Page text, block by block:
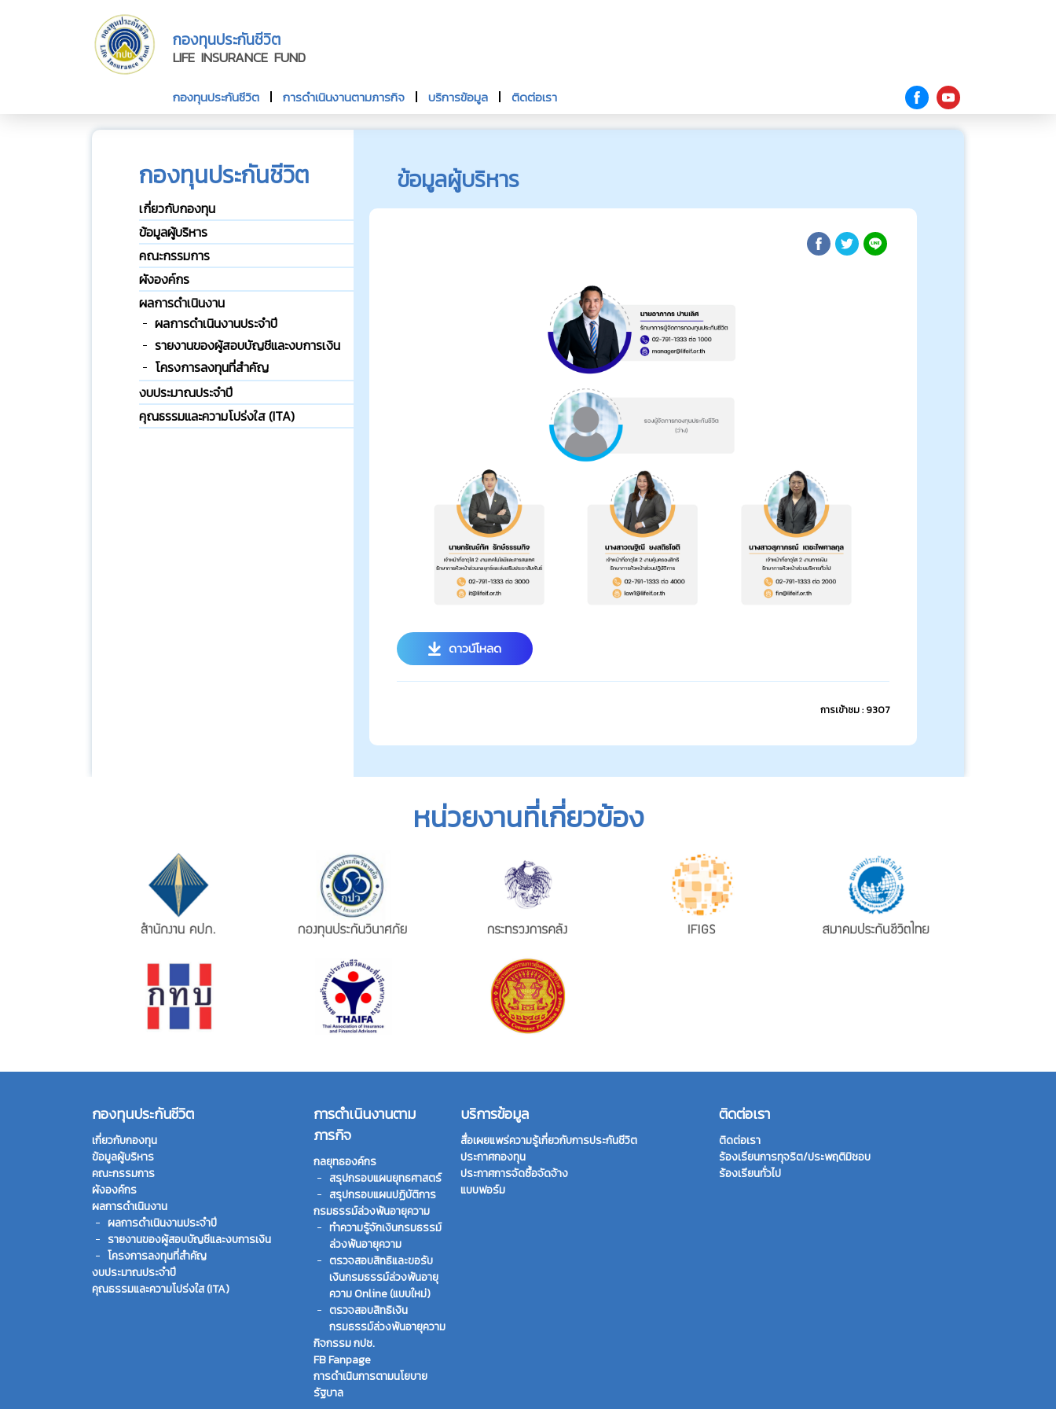
กองทุนประกันชีวิต
LIFE INSURANCE FUND
กองทุนประกันชีวิต การดำเนินงานตามภารกิจ บริการข้อมูล ติดต่อเรา
กองทุนประกันชีวิต
เกี่ยวกับกองทุน
ข้อมูลผู้บริหาร
คณะกรรมการ
ผังองค์กร
ผลการดำเนินงาน
ผลการดำเนินงานประจำปี
รายงานของผู้สอบบัญชีและงบการเงิน
โครงการลงทุนที่สำคัญ
งบประมาณประจำปี
คุณธรรมและความโปร่งใส (ITA)
ข้อมูลผู้บริหาร
ดาวน์โหลด
การเข้าชม : 9307
หน่วยงานที่เกี่ยวข้อง
กองทุนประกันชีวิต
เกี่ยวกับกองทุน
ข้อมูลผู้บริหาร
คณะกรรมการ
ผังองค์กร
ผลการดำเนินงาน
ผลการดำเนินงานประจำปี
รายงานของผู้สอบบัญชีและงบการเงิน
โครงการลงทุนที่สำคัญ
งบประมาณประจำปี
คุณธรรมและความโปร่งใส (ITA)
การดำเนินงานตาม
ภารกิจ
กลยุทธองค์กร
สรุปกรอบแผนยุทธศาสตร์
สรุปกรอบแผนปฏิบัติการ
กรมธรรม์ล่วงพ้นอายุความ
ทําความรู้จักเงินกรมธรรม์
ล่วงพ้นอายุความ
ตรวจสอบสิทธิและขอรับ
เงินกรมธรรม์ล่วงพ้นอายุ
ความ Online (แบบใหม่)
ตรวจสอบสิทธิเงิน
กรมธรรม์ล่วงพ้นอายุความ
กิจกรรม กปช.
FB Fanpage
การดำเนินการตามนโยบาย
รัฐบาล
บริการข้อมูล
สื่อเผยแพร่ความรู้เกี่ยวกับการประกันชีวิต
ประกาศกองทุน
ประกาศการจัดซื้อจัดจ้าง
แบบฟอร์ม
ติดต่อเรา
ติดต่อเรา
ร้องเรียนการทุจริต/ประพฤติมิชอบ
ร้องเรียนทั่วไป